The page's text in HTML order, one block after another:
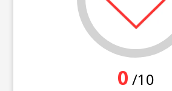
0 /10